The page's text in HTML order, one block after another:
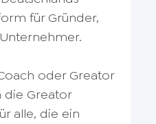
für Gründer,
oder Greator
die Greator
alle, die ein